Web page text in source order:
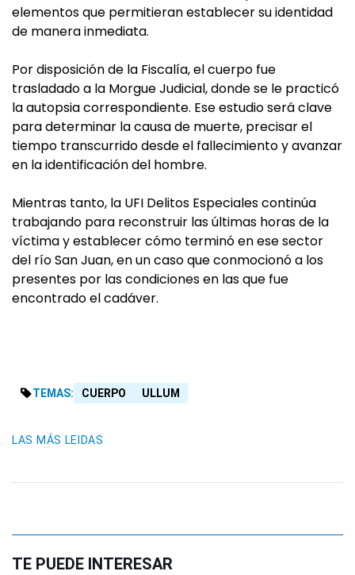
elementos que permitieran establecer su identidad
de manera inmediata.
Por disposición de la Fiscalía, el cuerpo fue
trasladado a la Morgue Judicial, donde se le practicó
la autopsia correspondiente. Ese estudio será clave
para determinar la causa de muerte, precisar el
tiempo transcurrido desde el fallecimiento y avanzar
en la identificación del hombre.
Mientras tanto, la UFI Delitos Especiales continúa
trabajando para reconstruir las últimas horas de la
víctima y establecer cómo terminó en ese sector
del río San Juan, en un caso que conmocionó a los
presentes por las condiciones en las que fue
encontrado el cadáver.
TEMAS: CUERPO ULLUM
LAS MÁS LEIDAS
TE PUEDE INTERESAR